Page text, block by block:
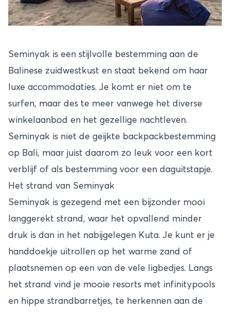
Seminyak is een stijlvolle bestemming aan de
Balinese zuidwestkust en staat bekend om haar
luxe accommodaties. Je komt er niet om te
surfen, maar des te meer vanwege het diverse
winkelaanbod en het gezellige nachtleven.
Seminyak is niet de geijkte backpackbestemming
op Bali, maar juist daarom zo leuk voor een kort
verblijf of als bestemming voor een daguitstapje.
Het strand van Seminyak
Seminyak is gezegend met een bijzonder mooi
langgerekt strand, waar het opvallend minder
druk is dan in het nabijgelegen Kuta. Je kunt er je
handdoekje uitrollen op het warme zand of
plaatsnemen op een van de vele ligbedjes. Langs
het strand vind je mooie resorts met infinitypools
en hippe strandbarretjes, te herkennen aan de